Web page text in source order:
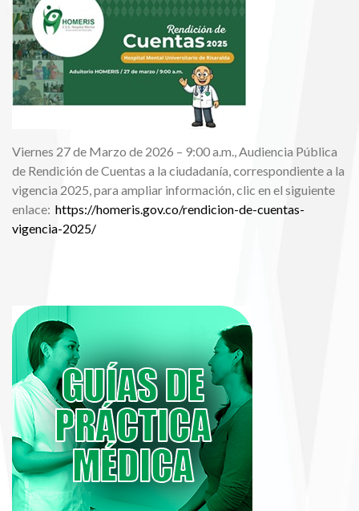
Viernes 27 de Marzo de 2026 – 9:00 a.m., Audiencia Pública
de Rendición de Cuentas a la ciudadanía, correspondiente a la
vigencia 2025, para ampliar información, clic en el siguiente
enlace: https://homeris.gov.co/rendicion-de-cuentas-
vigencia-2025/